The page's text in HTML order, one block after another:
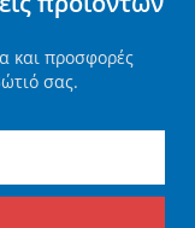
και προσφορές
σας.